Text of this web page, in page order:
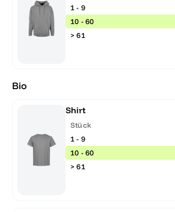
1 - 9
10 - 60
> 61
Bio
Shirt
Stück
1 - 9
10 - 60
> 61